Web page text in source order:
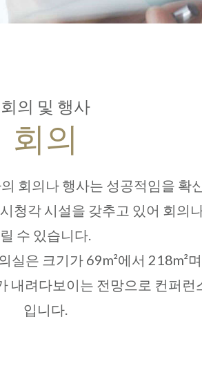
회의 및 행사
회의
회의나 행사는 성공적임을 확
청각 시설을 갖추고 있어 회의
릴 수 있습니다.
실은 크기가 69m²에서 218m²
려다보이는 전망으로 컨퍼런
입니다.